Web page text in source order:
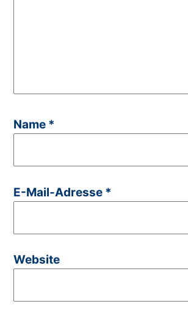
Name *
E-Mail-Adresse *
Website